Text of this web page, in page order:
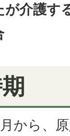
が介護す
から、